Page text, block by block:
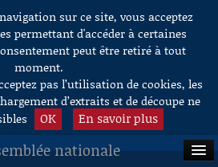
sur ce site, vous acceptez
permettant d'accéder à certaines
peut être retiré à tout
moment.
pas l’utilisation de cookies, les
d’extraits et de découpe ne
OK En savoir plus
nationale